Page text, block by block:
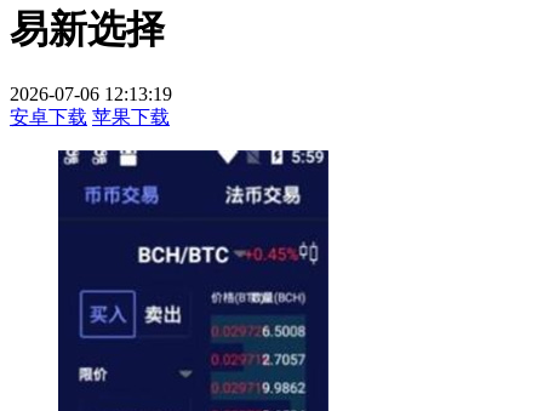
易新选择
2026-07-06 12:13:19
安卓下载 苹果下载